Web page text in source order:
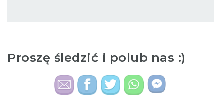
Proszę śledzić i polub nas :)